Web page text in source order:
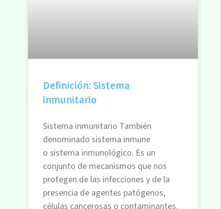
Definición: Sistema
inmunitario
Sistema inmunitario También
denominado sistema inmune
o sistema inmunológico. Es un
conjunto de mecanismos que nos
protegen de las infecciones y de la
presencia de agentes patógenos,
células cancerosas o contaminantes.